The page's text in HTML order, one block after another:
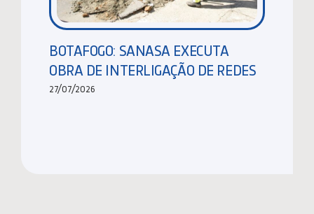
BOTAFOGO: SANASA EXECUTA
OBRA DE INTERLIGAÇÃO DE REDES
27/07/2026